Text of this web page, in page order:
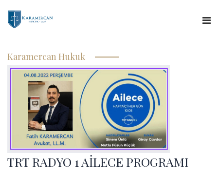
Hakkımızda
Hizmetlerimiz
Uzman Görüşü
Yargıtay Kararları
Karamercan Hukuk
TRT RADYO 1 AİLECE PROGRAMI